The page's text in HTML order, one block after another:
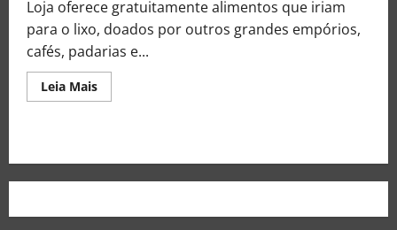
Loja oferece gratuitamente alimentos que iriam
para o lixo, doados por outros grandes empórios,
cafés, padarias e...
Leia Mais